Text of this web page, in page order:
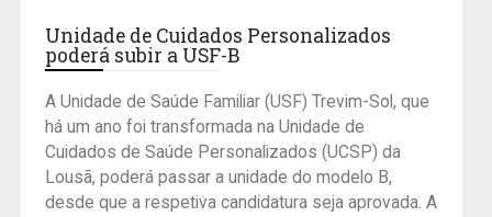
Unidade de Cuidados Personalizados
poderá subir a USF-B
A Unidade de Saúde Familiar (USF) Trevim-Sol, que
há um ano foi transformada na Unidade de
Cuidados de Saúde Personalizados (UCSP) da
Lousã, poderá passar a unidade do modelo B,
desde que a respetiva candidatura seja aprovada. A